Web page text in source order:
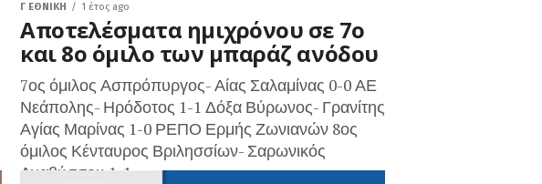
Γ ΕΘΝΙΚΉ 1 έτος ago
Αποτελέσματα ημιχρόνου σε 7ο
και 8ο όμιλο των μπαράζ ανόδου
7ος όμιλος Ασπρόπυργος- Αίας Σαλαμίνας 0-0 ΑΕ
Νεάπολης- Ηρόδοτος 1-1 Δόξα Βύρωνος- Γρανίτης
Αγίας Μαρίνας 1-0 ΡΕΠΟ Ερμής Ζωνιανών 8ος
όμιλος Κένταυρος Βριλησσίων- Σαρωνικός
Αναβύσσου 1-1...